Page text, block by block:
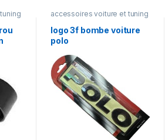
accessoires voiture et tuning
logo 3f bombe voiture
polo